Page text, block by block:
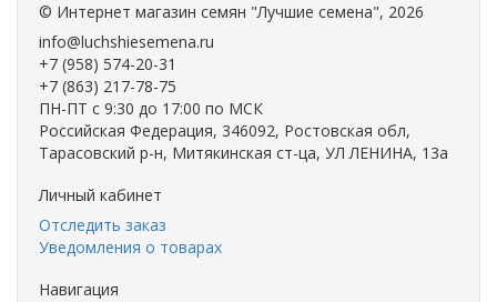
© Интернет магазин семян "Лучшие семена", 2026
info@luchshiesemena.ru
+7 (958) 574-20-31
+7 (863) 217-78-75
ПН-ПТ с 9:30 до 17:00 по МСК
Российская Федерация, 346092, Ростовская обл,
Тарасовский р-н, Митякинская ст-ца, УЛ ЛЕНИНА, 13а
Личный кабинет
Отследить заказ
Уведомления о товарах
Навигация